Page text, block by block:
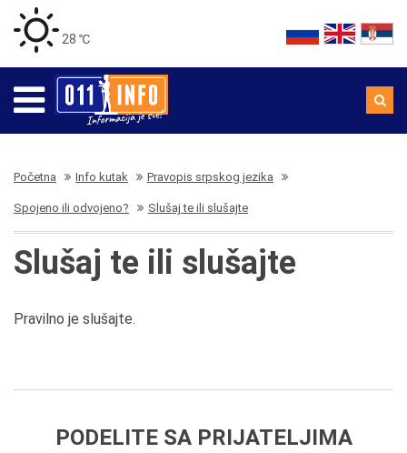
28 ℃
Početna Info kutak Pravopis srpskog jezika
Spojeno ili odvojeno? Slušaj te ili slušajte
Slušaj te ili slušajte
Pravilno je slušajte.
PODELITE SA PRIJATELJIMA